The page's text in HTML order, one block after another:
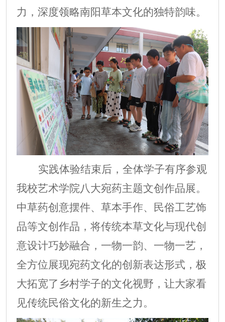
力，深度领略南阳草本文化的独特韵味。
实践体验结束后，全体学子有序参观
我校艺术学院八大宛药主题文创作品展。
中草药创意摆件、草本手作、民俗工艺饰
品等文创作品，将传统本草文化与现代创
意设计巧妙融合，一物一韵、一物一艺，
全方位展现宛药文化的创新表达形式，极
大拓宽了乡村学子的文化视野，让大家看
见传统民俗文化的新生之力。